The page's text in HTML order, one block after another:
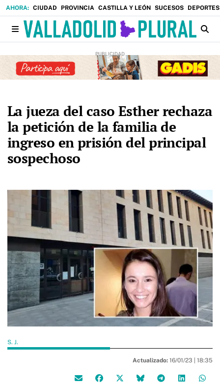
CIUDAD PROVINCIA CASTILLA Y LEÓN SUCESOS DEPORTES
La jueza del caso Esther rechaza
la petición de la familia de
ingreso en prisión del principal
sospechoso
S. J.
Actualizado: 16/01/23 | 18:35